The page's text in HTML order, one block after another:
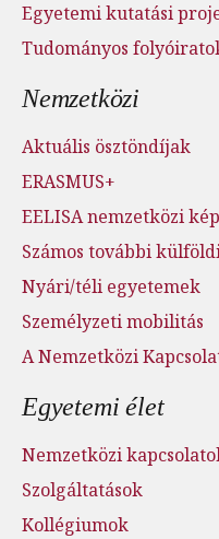
Egyetemi kutatási
Tudományos
Nemzetközi
Aktuális ösztöndíjak
ERASMUS+
EELISA nemzetközi
Számos további
Nyári/téli egyetemek
Személyzeti mobilitás
A Nemzetközi
Egyetemi élet
Nemzetközi
Szolgáltatások
Kollégiumok